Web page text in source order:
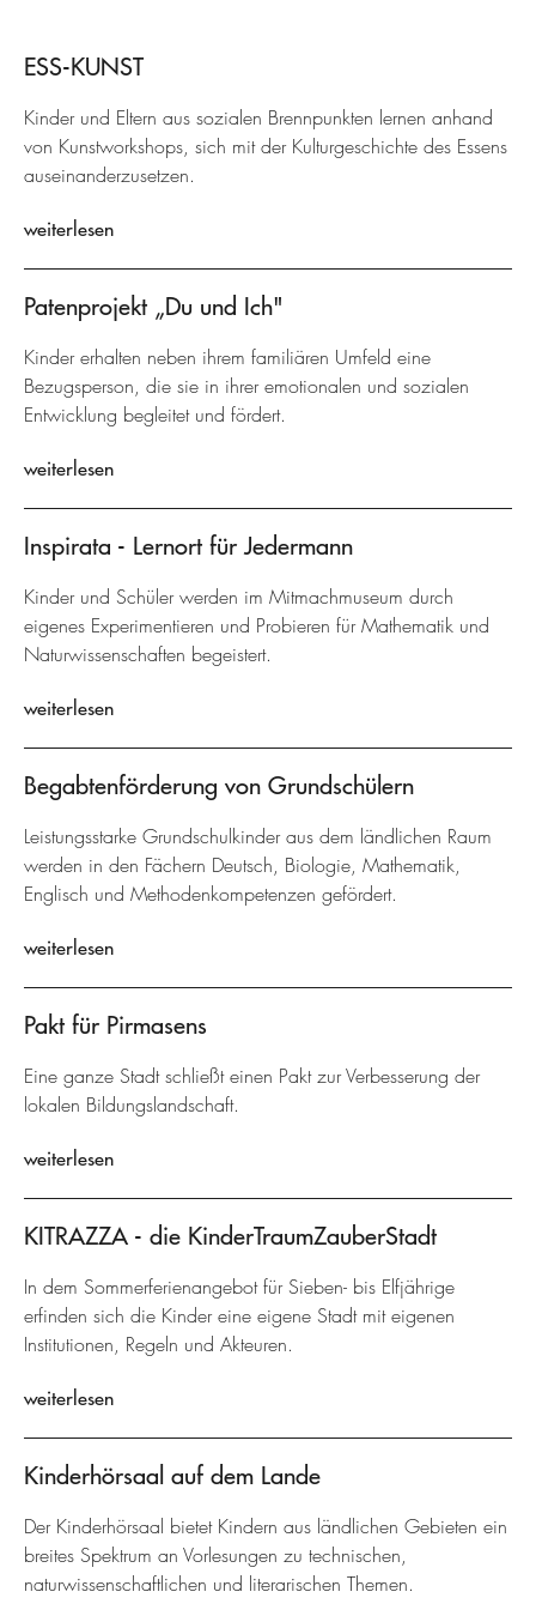
ESS-KUNST
Kinder und Eltern aus sozialen Brennpunkten lernen anhand
von Kunstworkshops, sich mit der Kulturgeschichte des Essens
auseinanderzusetzen.
weiterlesen
Patenprojekt „Du und Ich"
Kinder erhalten neben ihrem familiären Umfeld eine
Bezugsperson, die sie in ihrer emotionalen und sozialen
Entwicklung begleitet und fördert.
weiterlesen
Inspirata - Lernort für Jedermann
Kinder und Schüler werden im Mitmachmuseum durch
eigenes Experimentieren und Probieren für Mathematik und
Naturwissenschaften begeistert.
weiterlesen
Begabtenförderung von Grundschülern
Leistungsstarke Grundschulkinder aus dem ländlichen Raum
werden in den Fächern Deutsch, Biologie, Mathematik,
Englisch und Methodenkompetenzen gefördert.
weiterlesen
Pakt für Pirmasens
Eine ganze Stadt schließt einen Pakt zur Verbesserung der
lokalen Bildungslandschaft.
weiterlesen
KITRAZZA - die KinderTraumZauberStadt
In dem Sommerferienangebot für Sieben- bis Elfjährige
erfinden sich die Kinder eine eigene Stadt mit eigenen
Institutionen, Regeln und Akteuren.
weiterlesen
Kinderhörsaal auf dem Lande
Der Kinderhörsaal bietet Kindern aus ländlichen Gebieten ein
breites Spektrum an Vorlesungen zu technischen,
naturwissenschaftlichen und literarischen Themen.